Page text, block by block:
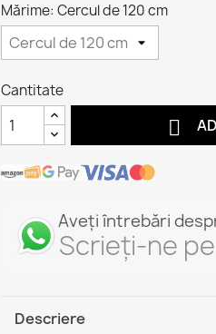
Mărime: Cercul de 120 cm
Cantitate

Aveți întrebări
Scrieți-ne
Descriere